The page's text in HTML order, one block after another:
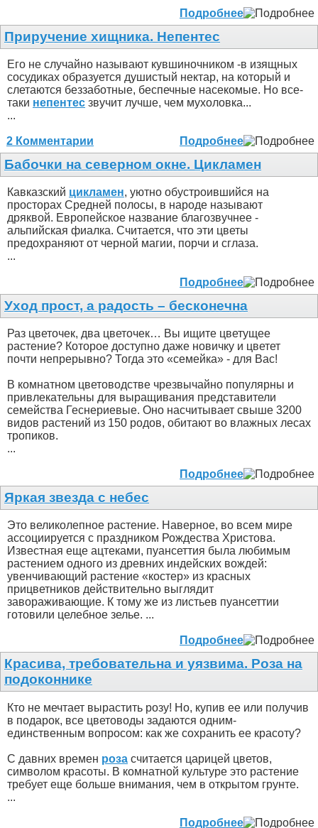
Подробнее
Приручение хищника. Непентес
Его не случайно называют кувшиночником -в изящных
сосудиках образуется душистый нектар, на который и
слетаются беззаботные, беспечные насекомые. Но все-
таки непентес звучит лучше, чем мухоловка...
...
2 Комментарии Подробнее
Бабочки на северном окне. Цикламен
Кавказский цикламен, уютно обустроившийся на
просторах Средней полосы, в народе называют
дряквой. Европейское название благозвучнее -
альпийская фиалка. Считается, что эти цветы
предохраняют от черной магии, порчи и сглаза.
...
Подробнее
Уход прост, а радость – бесконечна
Раз цветочек, два цветочек… Вы ищите цветущее
растение? Которое доступно даже новичку и цветет
почти непрерывно? Тогда это «семейка» - для Вас!
В комнатном цветоводстве чрезвычайно популярны и
привлекательны для выращивания представители
семейства Геснериевые. Оно насчитывает свыше 3200
видов растений из 150 родов, обитают во влажных лесах
тропиков.
...
Подробнее
Яркая звезда с небес
Это великолепное растение. Наверное, во всем мире
ассоциируется с праздником Рождества Христова.
Известная еще ацтеками, пуансеттия была любимым
растением одного из древних индейских вождей:
увенчивающий растение «костер» из красных
прицветников действительно выглядит
завораживающие. К тому же из листьев пуансеттии
готовили целебное зелье. ...
Подробнее
Красива, требовательна и уязвима. Роза на
подоконнике
Кто не мечтает вырастить розу! Но, купив ее или получив
в подарок, все цветоводы задаются одним-
единственным вопросом: как же сохранить ее красоту?
С давних времен роза считается царицей цветов,
символом красоты. В комнатной культуре это растение
требует еще больше внимания, чем в открытом грунте.
...
Подробнее